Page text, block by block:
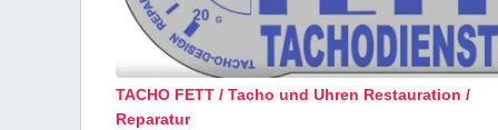
TACHO FETT / Tacho und Uhren Restauration /
Reparatur